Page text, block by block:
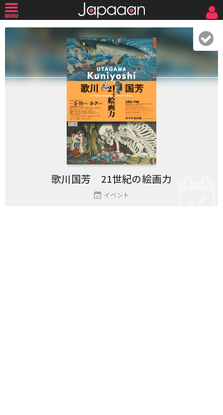
歌川国芳 21世紀の絵画力
イベント